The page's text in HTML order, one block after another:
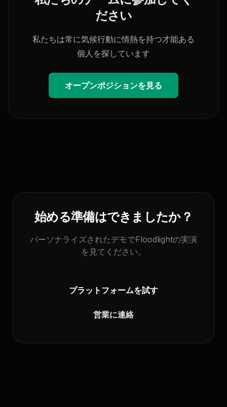
ださい
私たちは常に気候行動に情熱を持つ才能ある
個人を探しています
オープンポジションを見る
始める準備はできましたか？
パーソナライズされたデモでFloodlightの実演
を見てください。
プラットフォームを試す
営業に連絡